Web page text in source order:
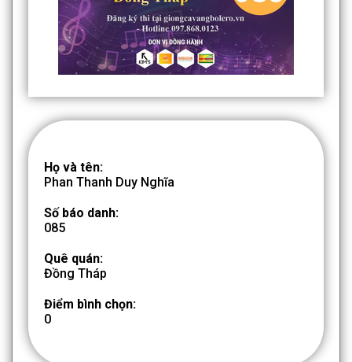
Họ và tên:
Phan Thanh Duy Nghĩa
Số báo danh:
085
Quê quán:
Đồng Tháp
Điểm bình chọn:
0